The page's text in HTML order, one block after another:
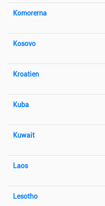
Komorerna
Kosovo
Kroatien
Kuba
Kuwait
Laos
Lesotho